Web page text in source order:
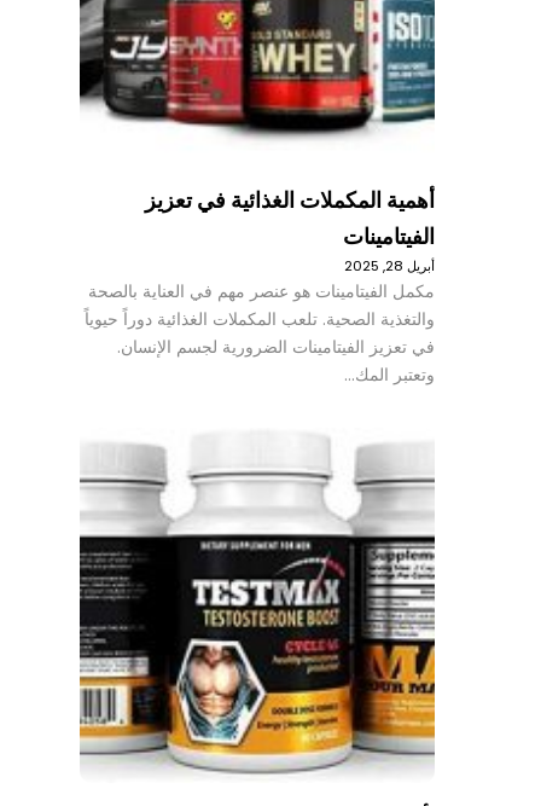
أهمية المكملات الغذائية في تعزيز
الفيتامينات
أبريل 28, 2025
مكمل الفيتامينات هو عنصر مهم في العناية بالصحة
والتغذية الصحية. تلعب المكملات الغذائية دوراً حيوياً
في تعزيز الفيتامينات الضرورية لجسم الإنسان.
وتعتبر المك…